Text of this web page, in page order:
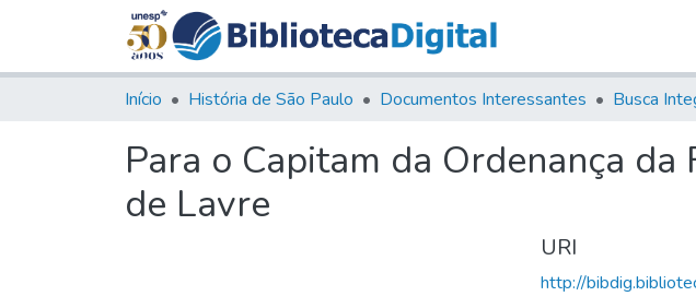
Início História de São Paulo Documentos Interessantes Busca
Para o Capitam da Ordenança
de Lavre
URI
http://